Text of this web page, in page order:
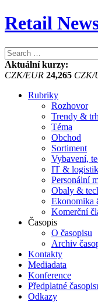
Retail
Vyhledávání
Aktuální kurzy:
CZK/EUR 24,265 CZK/
Rubriky
Rozhovor
Trendy &
Téma
Obchod
Sortiment
Vybavení,
IT &
Personální
Obaly &
Ekonomika
Komerční
Časopis
O časopisu
Archiv
Kontakty
Mediadata
Konference
Předplatné
Odkazy